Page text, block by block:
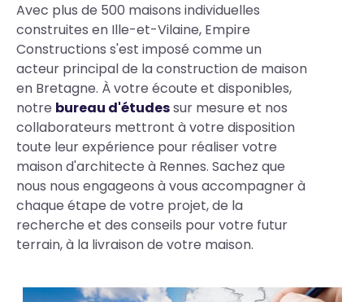
Avec plus de 500 maisons individuelles
construites en Ille-et-Vilaine, Empire
Constructions s'est imposé comme un
acteur principal de la construction de maison
en Bretagne. À votre écoute et disponibles,
notre bureau d'étudessur mesure et nos
collaborateurs mettront à votre disposition
toute leur expérience pour réaliser votre
maison d'architecte à Rennes. Sachez que
nous nous engageons à vous accompagner à
chaque étape de votre projet, de la
recherche et des conseils pour votre futur
terrain, à la livraison de votre maison.
Photos